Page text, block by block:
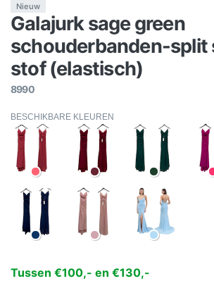
Nieuw
Galajurk sage green
schouderbanden-split
stof (elastisch)
8990
BESCHIKBARE KLEUREN
Tussen €100,- en €130,-